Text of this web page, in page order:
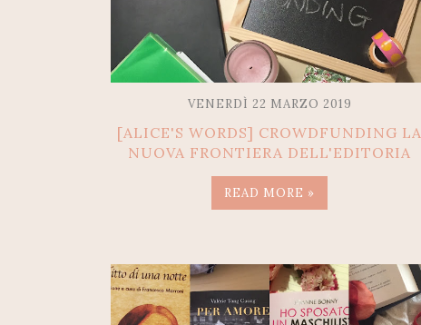
VENERDÌ 22 MARZO 2019
[ALICE'S WORDS] CROWDFUNDING LA
NUOVA FRONTIERA DELL'EDITORIA
READ MORE »